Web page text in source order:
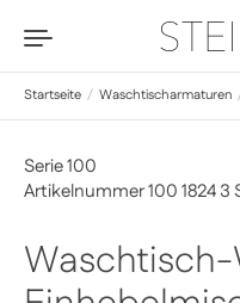
Startseite / Waschtischarmaturen
Serie 100
Artikelnummer 100 1824 3